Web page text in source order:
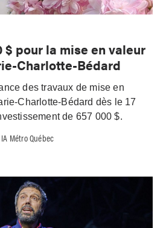
$ pour la mise en valeur
Charlotte-Bédard
des travaux de mise en
Charlotte-Bédard dès le 17
de 657 000 $.
Métro Québec